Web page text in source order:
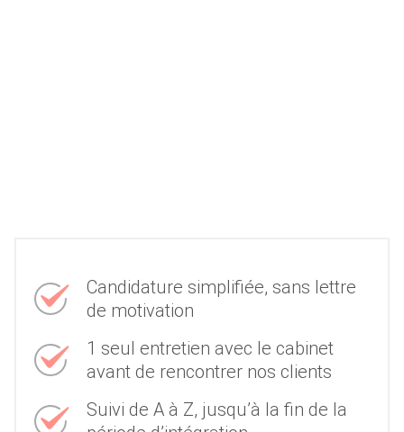
Candidature simplifiée, sans lettre
de motivation
1 seul entretien avec le cabinet
avant de rencontrer nos clients
Suivi de A à Z, jusqu’à la fin de la